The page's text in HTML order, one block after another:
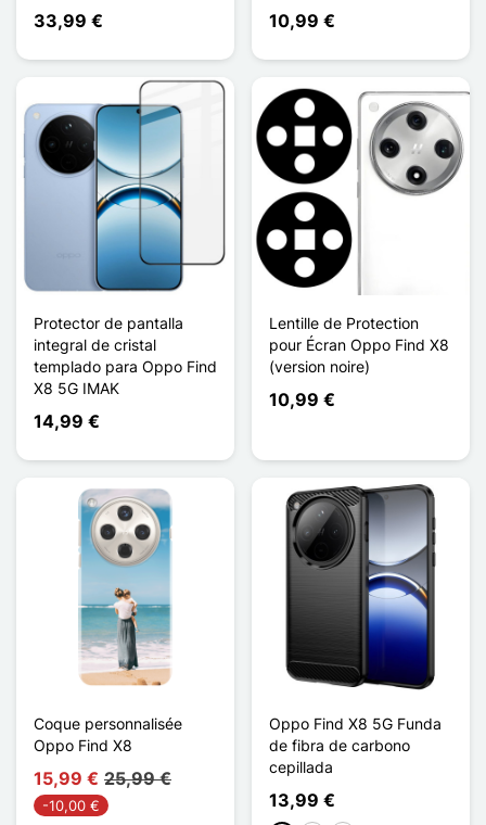
33,99 € 10,99 €
Protector de pantalla
integral de cristal
templado para Oppo Find
X8 5G IMAK
14,99 €
Lentille de Protection
pour Écran Oppo Find X8
(version noire)
10,99 €
Coque personnalisée
Oppo Find X8
15,99 € 25,99 €
-10,00 €
Oppo Find X8 5G Funda
de fibra de carbono
cepillada
13,99 €